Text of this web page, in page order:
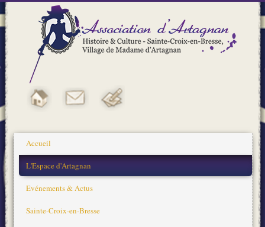
Accueil
L'Espace d'Artagnan
Evénements & Actus
Sainte-Croix-en-Bresse